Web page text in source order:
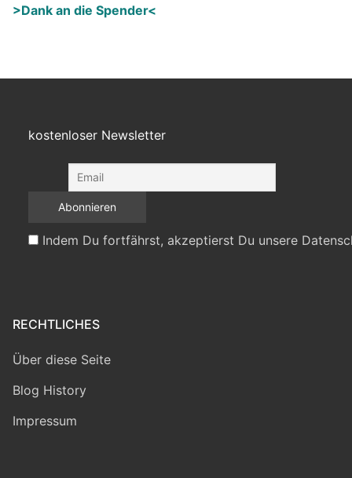
>Dank an die Spender<
kostenloser Newsletter
Indem Du fortfährst, akzeptierst Du unsere
RECHTLICHES
Über diese Seite
Blog History
Impressum